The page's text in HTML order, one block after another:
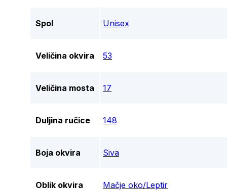
Spol Unisex
Veličina okvira 53
Veličina mosta 17
Duljina ručice 148
Boja okvira Siva
Oblik okvira Mačje oko/Leptir